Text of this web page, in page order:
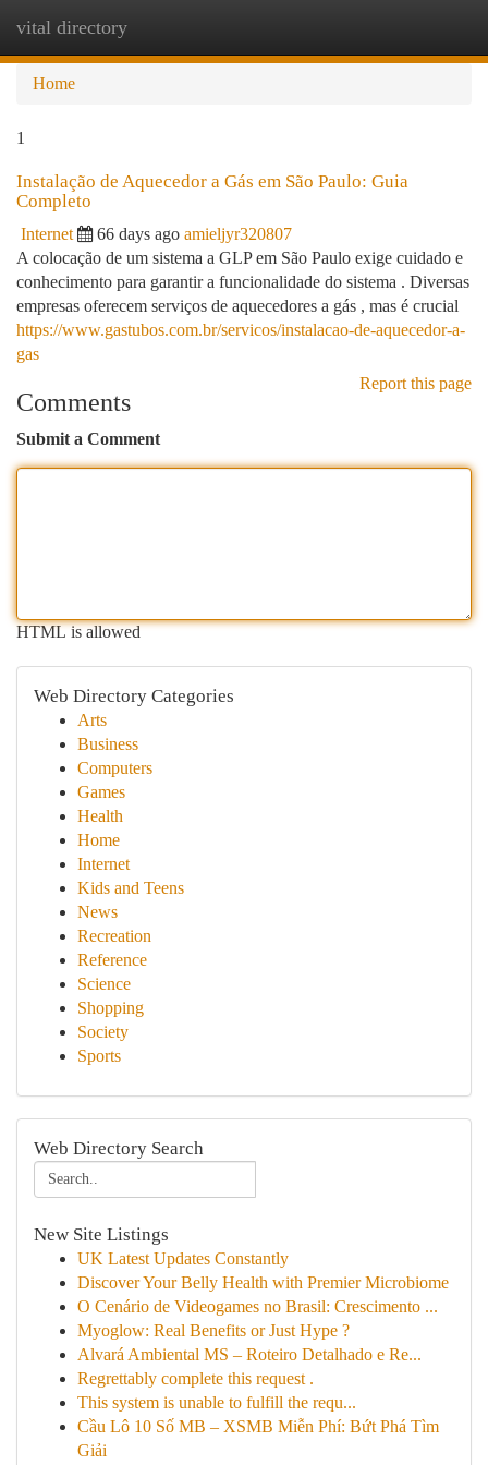
vital directory
Home
1
Instalação de Aquecedor a Gás em São Paulo: Guia
Completo
Internet 66 days ago amieljyr320807
A colocação de um sistema a GLP em São Paulo exige cuidado e
conhecimento para garantir a funcionalidade do sistema . Diversas
empresas oferecem serviços de aquecedores a gás , mas é crucial
https://www.gastubos.com.br/servicos/instalacao-de-aquecedor-a-
gas
Report this page
Comments
Submit a Comment
HTML is allowed
Web Directory Categories
Arts
Business
Computers
Games
Health
Home
Internet
Kids and Teens
News
Recreation
Reference
Science
Shopping
Society
Sports
Web Directory Search
New Site Listings
UK Latest Updates Constantly
Discover Your Belly Health with Premier Microbiome
O Cenário de Videogames no Brasil: Crescimento ...
Myoglow: Real Benefits or Just Hype ?
Alvará Ambiental MS – Roteiro Detalhado e Re...
Regrettably complete this request .
This system is unable to fulfill the requ...
Cầu Lô 10 Số MB – XSMB Miễn Phí: Bứt Phá Tìm
Giải